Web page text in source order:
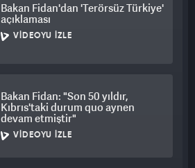
Bakan Fidan'dan 'Terörsüz Türkiye'
açıklaması
VIDEOYU İZLE
Bakan Fidan: "Son 50 yıldır,
Kıbrıs'taki durum quo aynen
devam etmiştir"
VIDEOYU İZLE